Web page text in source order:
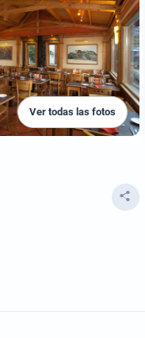
Ver todas las fotos